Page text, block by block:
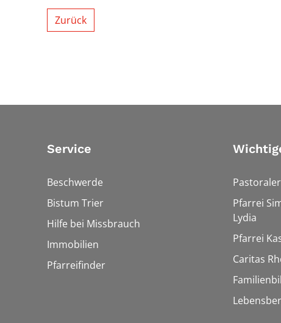
Zurück
Service
Beschwerde
Bistum Trier
Hilfe bei Missbrauch
Immobilien
Pfarreifinder
Pfarrei
Lydia
Pfarrei
Caritas